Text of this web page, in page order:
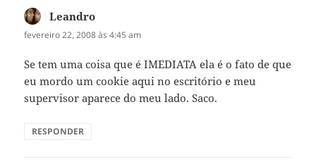
Leandro
fevereiro 22, 2008 às 4:45 am
Se tem uma coisa que é IMEDIATA ela é o fato de que
eu mordo um cookie aqui no escritório e meu
supervisor aparece do meu lado. Saco.
RESPONDER